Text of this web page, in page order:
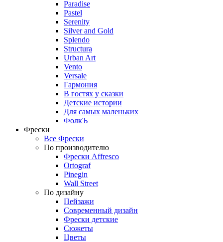
Paradise
Pastel
Serenity
Silver and Gold
Splendo
Structura
Urban Art
Vento
Versale
Гармония
В гостях у сказки
Детские истории
Для самых маленьких
ФолкЪ
Фрески
Все Фрески
По производителю
Фрески Affresco
Ortograf
Pinegin
Wall Street
По дизайну
Пейзажи
Современный дизайн
Фрески детские
Сюжеты
Цветы